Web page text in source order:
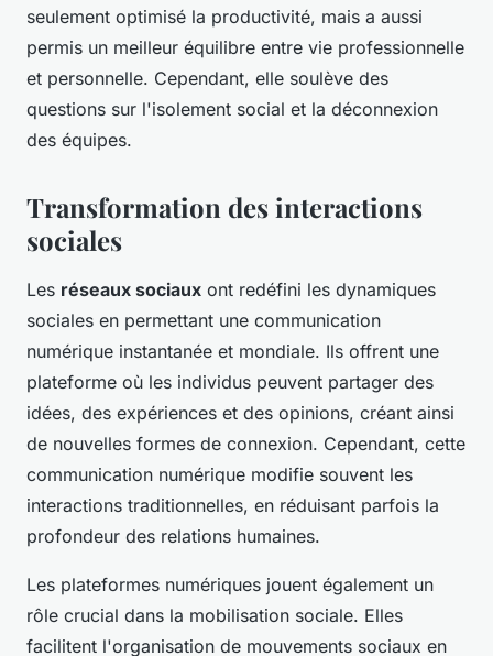
seulement optimisé la productivité, mais a aussi
permis un meilleur équilibre entre vie professionnelle
et personnelle. Cependant, elle soulève des
questions sur l'isolement social et la déconnexion
des équipes.
Transformation des interactions
sociales
Les réseaux sociaux ont redéfini les dynamiques
sociales en permettant une communication
numérique instantanée et mondiale. Ils offrent une
plateforme où les individus peuvent partager des
idées, des expériences et des opinions, créant ainsi
de nouvelles formes de connexion. Cependant, cette
communication numérique modifie souvent les
interactions traditionnelles, en réduisant parfois la
profondeur des relations humaines.
Les plateformes numériques jouent également un
rôle crucial dans la mobilisation sociale. Elles
facilitent l'organisation de mouvements sociaux en